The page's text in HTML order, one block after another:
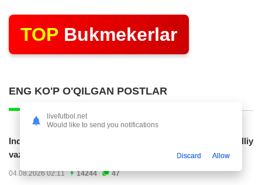
TOP Bukmekerlar
ENG KO'P O'QILGAN POSTLAR
Indoneziya prezidenti JCH-2030ga chiqishni umummilliy
vazifa deb...
04.08.2026 02:11 14244 47
livefutbol.net
Would like to send you notifications
Discard Allow